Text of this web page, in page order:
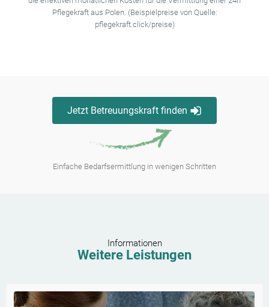
Pflegekraft aus Polen. (Beispielpreise von Quelle:
pflegekraft.click/preise)
Jetzt Betreuungskraft finden
Einfache Bedarfsermittlung in wenigen Schritten
Informationen
Weitere Leistungen